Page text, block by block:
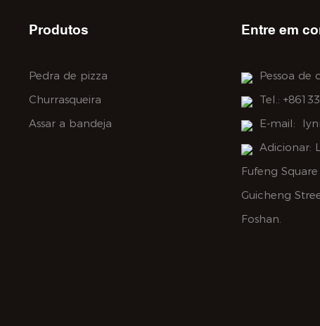
Produtos
Pedra de pizza
Churrasqueira
Assar a bandeja
Entre em
Pessoa de
Tel.:
E-mail:
Adicionar:
Fufeng
Guicheng
Foshan.